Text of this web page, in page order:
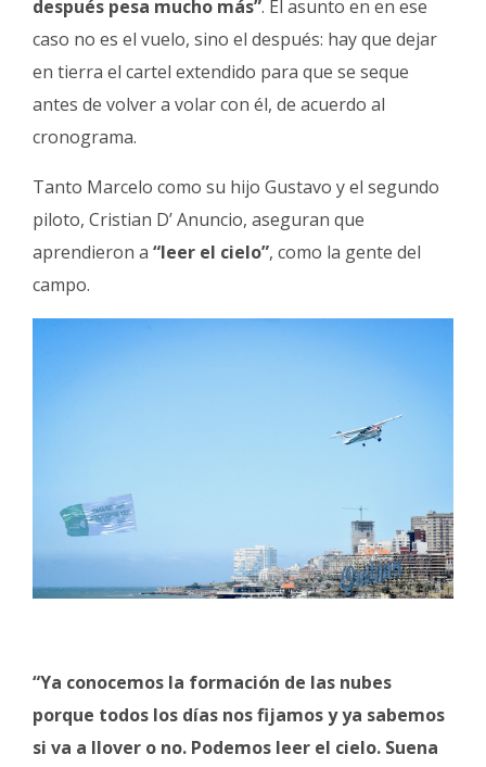
después pesa mucho más”. El asunto en en ese
caso no es el vuelo, sino el después: hay que dejar
en tierra el cartel extendido para que se seque
antes de volver a volar con él, de acuerdo al
cronograma.
Tanto Marcelo como su hijo Gustavo y el segundo
piloto, Cristian D’ Anuncio, aseguran que
aprendieron a “leer el cielo”, como la gente del
campo.
“Ya conocemos la formación de las nubes
porque todos los días nos fijamos y ya sabemos
si va a llover o no. Podemos leer el cielo. Suena